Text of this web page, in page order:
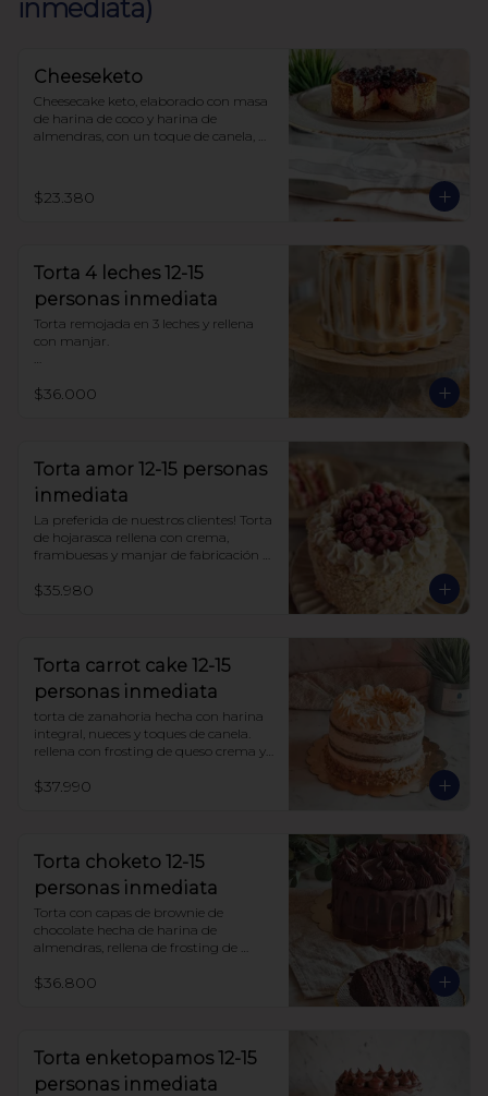
inmediata)
Cheeseketo
Cheesecake keto, elaborado con masa
de harina de coco y harina de
almendras, con un toque de canela,
endulzado con alulosa.
$23.380
Torta 4 leches 12-15
personas inmediata
Torta remojada en 3 leches y rellena
con manjar.
Harina de trigo
$36.000
Torta amor 12-15 personas
inmediata
La preferida de nuestros clientes! Torta
de hojarasca rellena con crema,
frambuesas y manjar de fabricación
con alulosa.
temperatura ambiente aprox 3 horas
antes de comer. si el lugar es muy frío
puedes dejarla mas tiempo.
$35.980
Torta carrot cake 12-15
personas inmediata
torta de zanahoria hecha con harina
integral, nueces y toques de canela.
rellena con frosting de queso crema y
alulosa.
$37.990
Torta choketo 12-15
personas inmediata
Torta con capas de brownie de
chocolate hecha de harina de
almendras, rellena de frosting de
$36.800
Torta enketopamos 12-15
personas inmediata